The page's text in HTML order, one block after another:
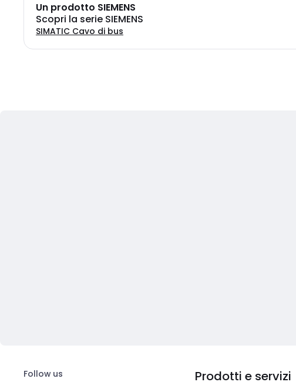
Un prodotto SIEMENS
Scopri la serie SIEMENS
SIMATIC Cavo di bus
Follow us Prodotti e servizi